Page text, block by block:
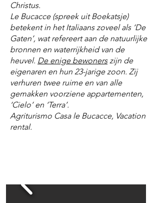
Christus.
Le Bucacce (spreek uit Boekatsje)
betekent in het Italiaans zoveel als ‘De
Gaten’, wat refereert aan de natuurlijke
bronnen en waterrijkheid van de
heuvel. De enige bewonerszijn de
eigenaren en hun 23-jarige zoon. Zij
verhuren twee ruime en van alle
gemakken voorziene appartementen,
‘Cielo’ en ‘Terra’.
Agriturismo Casa le Bucacce, Vacation
rental.